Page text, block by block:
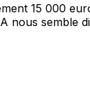
15 000
nous semble